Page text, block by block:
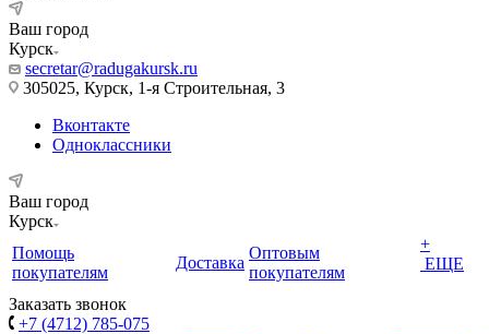
Ваш город
Курск
secretar@radugakursk.ru
305025, Курск, 1-я Строительная, 3
Вконтакте
Одноклассники
Ваш город
Курск
Помощь
покупателям
Доставка
Оптовым
покупателям
+
ЕЩЕ
Заказать звонок
+7 (4712) 785-075